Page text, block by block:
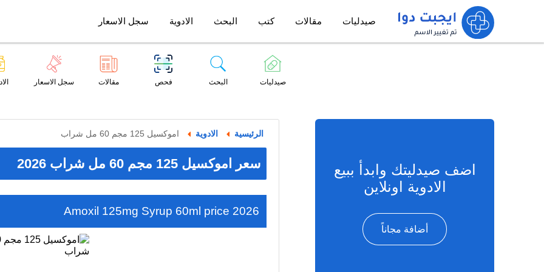
صيدليات مقالات كتب البحث الادوية سجل الاسعار
صيدليات البحث فحص مقالات سجل الاسعار
الرئيسية الادوية اموكسيل 125 مجم 60 مل شراب
سعر اموكسيل 125 مجم 60 مل شراب 2026
Amoxil 125mg Syrup 60ml price 2026
اضف صيدليتك وابدأ ببيع
الادوية اونلاين
أضافة مجاناً